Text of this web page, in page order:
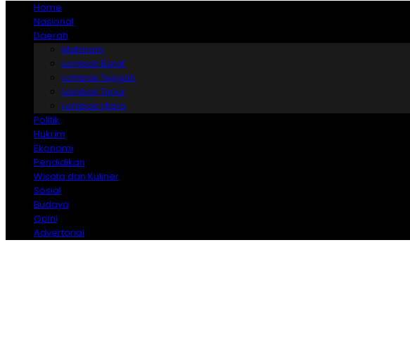
Home
Nasional
Daerah
Mataram
Lombok Barat
Lombok Tengah
Lombok Timur
Lombok Utara
Politik
Hukrim
Ekonomi
Pendidikan
Wisata dan Kuliner
Sosial
Budaya
Opini
Advertorial